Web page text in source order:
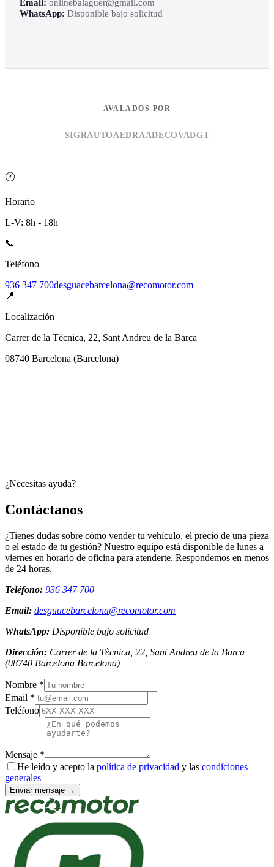
WhatsApp: Disponible bajo solicitud
AVALADOS POR
SIGRAUTOAEDRAADECOVADGT
🕐
Horario
L-V: 8h - 18h
📞
Teléfono
936 347 700desguacebarcelona@recomotor.com
📍
Localización
Carrer de la Tècnica, 22, Sant Andreu de la Barca
08740 Barcelona (Barcelona)
¿Necesitas ayuda?
Contáctanos
¿Tienes dudas sobre cómo vender tu vehículo, el precio de una pieza
o el estado de tu gestión? Nuestro equipo está disponible de lunes a
viernes en horario de oficina para atenderte. Respondemos en menos
de 24 horas.
Teléfono: 936 347 700
Email: desguacebarcelona@recomotor.com
WhatsApp: Disponible bajo solicitud
Dirección: Carrer de la Tècnica, 22, Sant Andreu de la Barca
(08740 Barcelona Barcelona)
Nombre *
Email *
Teléfono
Mensaje *
He leído y acepto la política de privacidad y las condiciones
generales
Enviar mensaje →